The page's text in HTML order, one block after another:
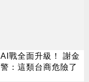
戰全面升級！ 謝金
：這類台商危險了